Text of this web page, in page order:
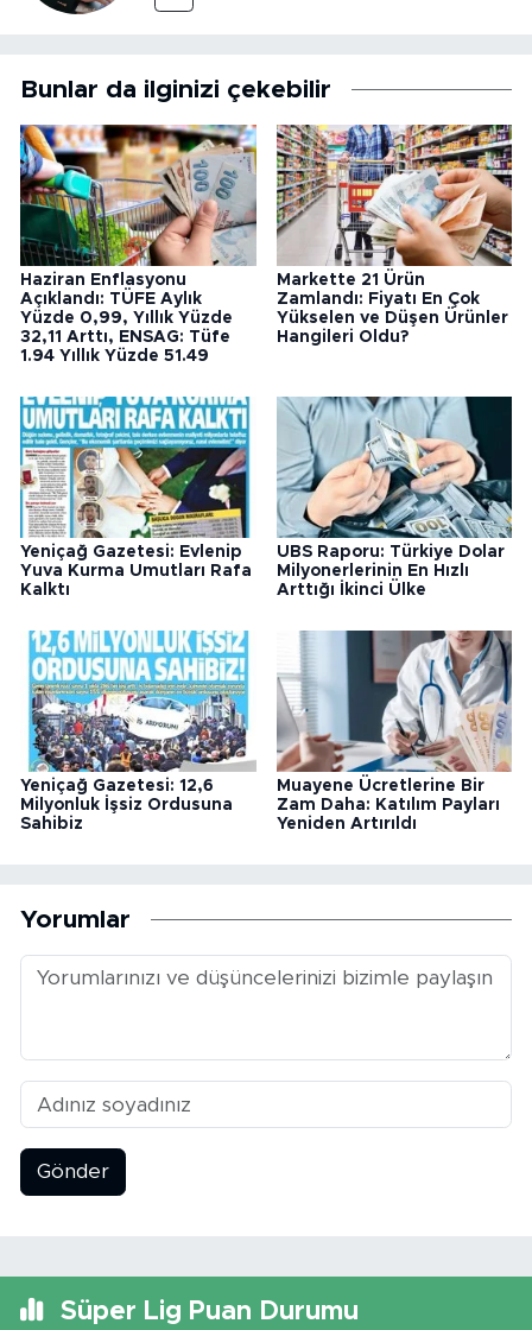
Bunlar da ilginizi çekebilir
Haziran Enflasyonu
Açıklandı: TÜFE Aylık
Yüzde 0,99, Yıllık Yüzde
32,11 Arttı, ENSAG: Tüfe
1.94 Yıllık Yüzde 51.49
Markette 21 Ürün
Zamlandı: Fiyatı En Çok
Yükselen ve Düşen Ürünler
Hangileri Oldu?
Yeniçağ Gazetesi: Evlenip
Yuva Kurma Umutları Rafa
Kalktı
UBS Raporu: Türkiye Dolar
Milyonerlerinin En Hızlı
Arttığı İkinci Ülke
Yeniçağ Gazetesi: 12,6
Milyonluk İşsiz Ordusuna
Sahibiz
Muayene Ücretlerine Bir
Zam Daha: Katılım Payları
Yeniden Artırıldı
Yorumlar
Gönder
Süper Lig Puan Durumu